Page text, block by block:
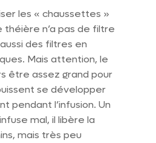
les « chaussettes »
théière n’a pas de filtre
des filtres en
Mais attention, le
être assez grand pour
se développer
pendant l’infusion. Un
mal, il libère la
mais très peu